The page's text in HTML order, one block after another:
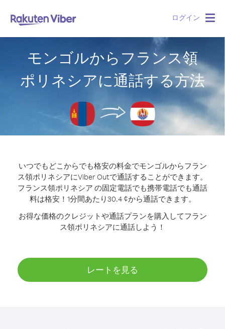
ログイン
モンゴルからフランス領
ポリネシアに通話する方法
いつでもどこからでも格安の料金でモンゴルからフラン
ス領ポリネシアにViber Outで通話することができます。
フランス領ポリネシア の固定電話でも携帯電話でも通話
料は格安！1分間あたり30.4 ¢から通話できます。
お得な価格のクレジットや通話プランを購入してフラン
ス領ポリネシアに通話しよう！
レートを見る